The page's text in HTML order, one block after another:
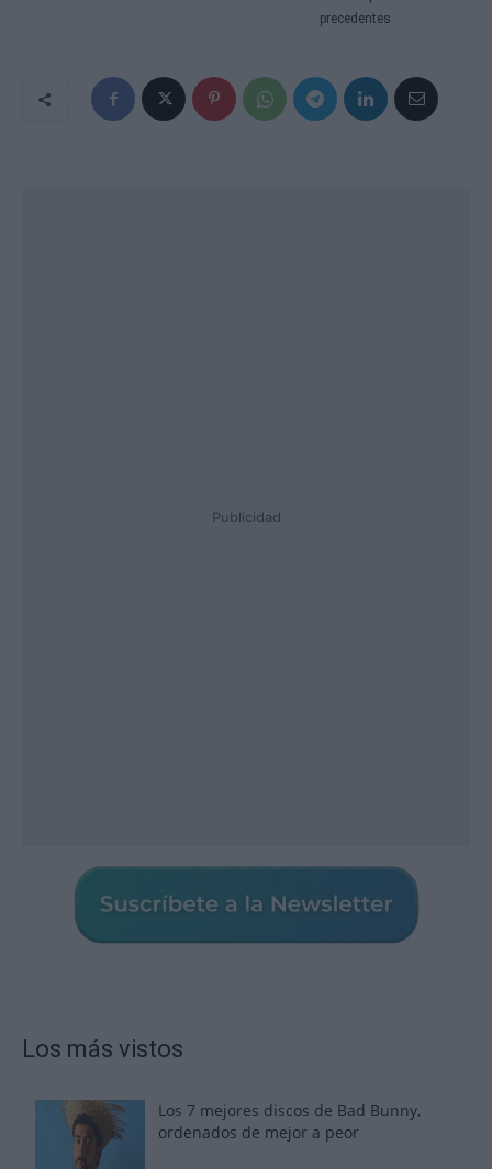
precedentes
Publicidad
Los más vistos
Los 7 mejores discos de Bad Bunny,
ordenados de mejor a peor